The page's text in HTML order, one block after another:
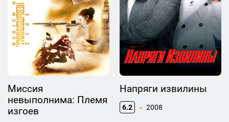
Миссия
невыполнима: Племя
изгоев
Напряги извилины
6.2 2008